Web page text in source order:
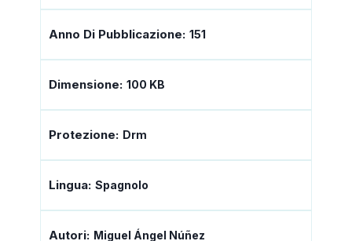
Anno Di Pubblicazione: 151
Dimensione: 100 KB
Protezione: Drm
Lingua: Spagnolo
Autori: Miguel Ángel Núñez